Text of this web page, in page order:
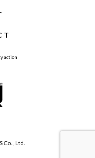
action
Co., Ltd.